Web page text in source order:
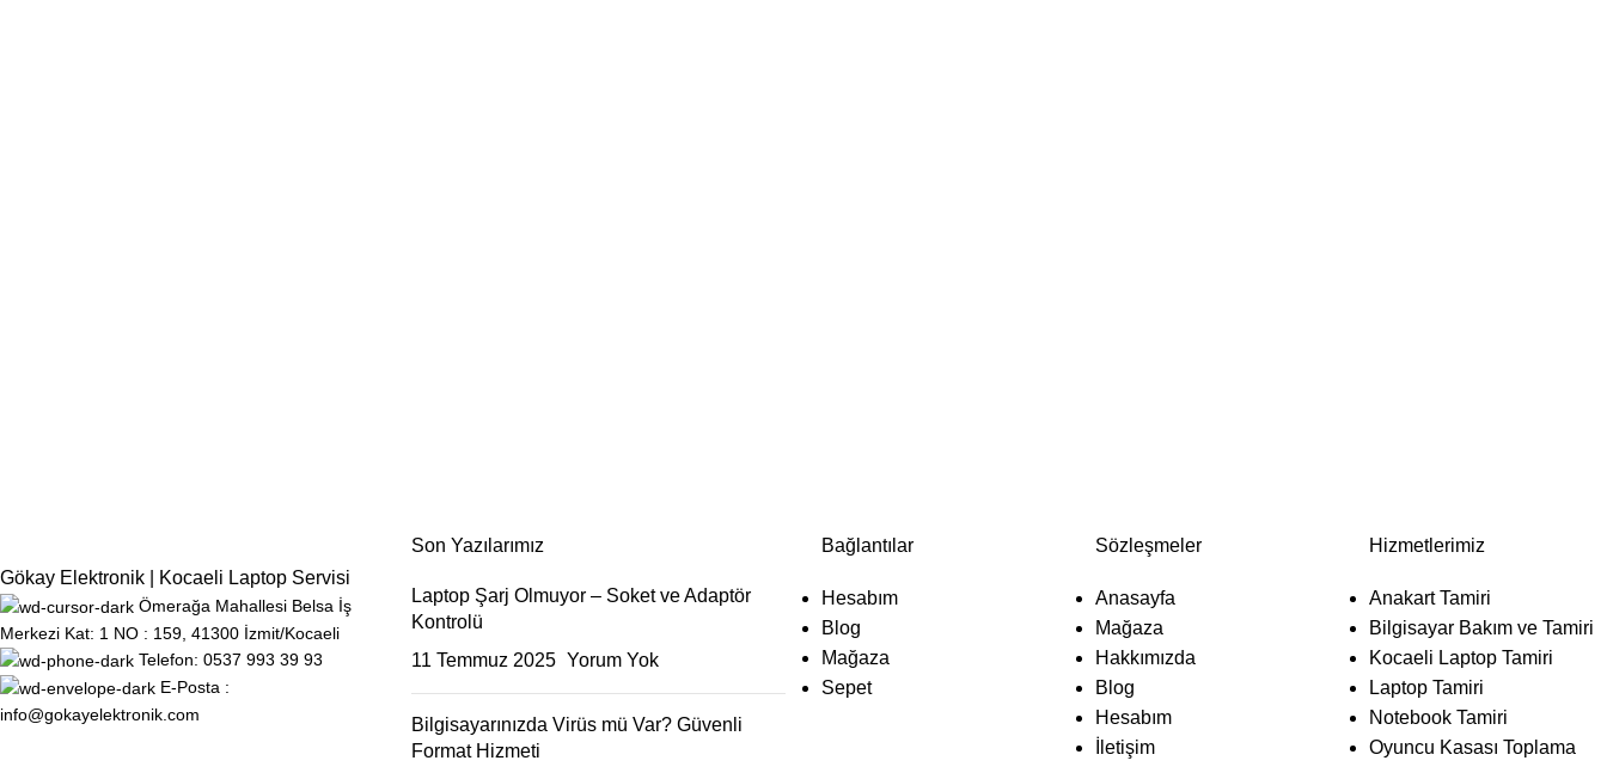
Gökay Elektronik | Kocaeli Laptop Servisi
Ömerağa Mahallesi Belsa İş
Merkezi Kat: 1 NO : 159, 41300 İzmit/Kocaeli
Telefon: 0537 993 39 93
E-Posta :
info@gokayelektronik.com
Son Yazılarımız
Laptop Şarj Olmuyor – Soket ve Adaptör
Kontrolü
11 Temmuz 2025 Yorum Yok
Bilgisayarınızda Virüs mü Var? Güvenli
Format Hizmeti
Bağlantılar
Hesabım
Blog
Mağaza
Sepet
Sözleşmeler
Anasayfa
Mağaza
Hakkımızda
Blog
Hesabım
İletişim
Hizmetlerimiz
Anakart Tamiri
Bilgisayar Bakım ve Tamiri
Kocaeli Laptop Tamiri
Laptop Tamiri
Notebook Tamiri
Oyuncu Kasası Toplama